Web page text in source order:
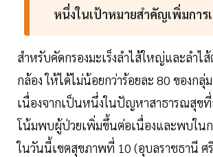
หนึ่งในเป้าหมายสำคัญเพิ่มการ
สำหรับคัดกรองมะเร็งลำไส้ใหญ่และลำไส้
กล้อง ให้ได้ไม่น้อยกว่าร้อยละ 80 ของกลุ่
เนื่องจากเป็นหนึ่งในปัญหาสาธารณสุข
โน้มพบผู้ป่วยเพิ่มขึ้นต่อเนื่องและพบใน
ในวันนี้เขตสุขภาพที่ 10 (อุบลราชธานี ศ